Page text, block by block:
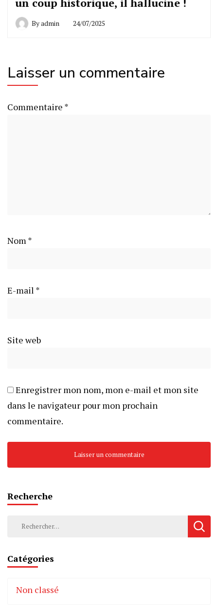
Byadmin 24/07/2025
Laisser un commentaire
Commentaire *
Nom *
E-mail *
Site web
Enregistrer mon nom, mon e-mail et mon site
dans le navigateur pour mon prochain
commentaire.
Recherche
Rechercher :
Catégories
Non classé